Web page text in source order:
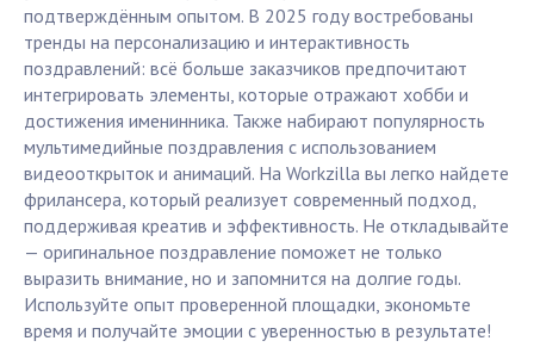
подтверждённым опытом. В 2025 году востребованы
тренды на персонализацию и интерактивность
поздравлений: всё больше заказчиков предпочитают
интегрировать элементы, которые отражают хобби и
достижения именинника. Также набирают популярность
мультимедийные поздравления с использованием
видеооткрыток и анимаций. На Workzilla вы легко найдете
фрилансера, который реализует современный подход,
поддерживая креатив и эффективность. Не откладывайте
— оригинальное поздравление поможет не только
выразить внимание, но и запомнится на долгие годы.
Используйте опыт проверенной площадки, экономьте
время и получайте эмоции с уверенностью в результате!